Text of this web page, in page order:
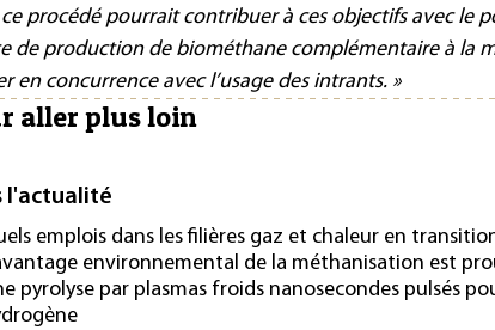
procédé pourrait contribuer à ces objectifs avec le
de production de biométhane complémentaire à la
en concurrence avec l’usage des intrants. »
aller plus loin
l'actualité
emplois dans les filières gaz et chaleur en
environnemental de la méthanisation est
pyrolyse par plasmas froids nanosecondes pulsés